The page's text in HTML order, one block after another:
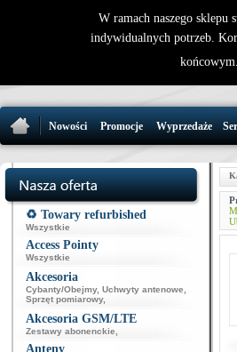
Nowości Promocje Wyprzedaże
♻️ Towary refurbished
Wszystkie
Access Pointy
Wszystkie
Akcesoria
Cybanty/Obejmy, Uchwyty antenowe
Sprzęt pomiarowy,
Akcesoria GSM/LTE
Zestawy abonenckie
Anteny
W ramach naszego sklepu
indywidualnych potrzeb.